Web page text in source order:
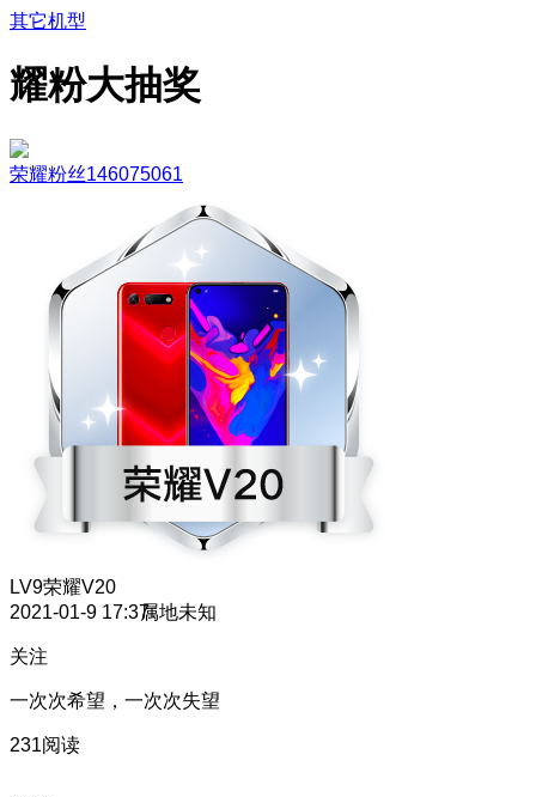
其它机型
耀粉大抽奖
荣耀粉丝146075061
LV9荣耀V20
2021-01-9 17:37属地未知
关注
一次次希望，一次次失望
231阅读